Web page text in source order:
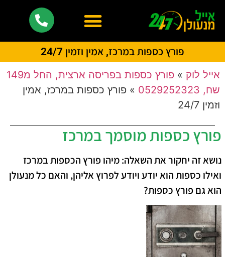
פורץ כספות במרכז, אמין וזמין 24/7
אייל לוק »
פורץ כספות בפריסה ארצית, החל מ149
שח, 0529252323
» פורץ כספות במרכז, אמין
וזמין 24/7
פורץ כספות מוסמך במרכז
נושא זה יחקור את השאלה: מיהו פורץ הכספות במרכז
ואילו כספות הוא יודע ויודע לפרוץ אליהן, והאם כל מנעולן
הוא גם פורץ כספות?